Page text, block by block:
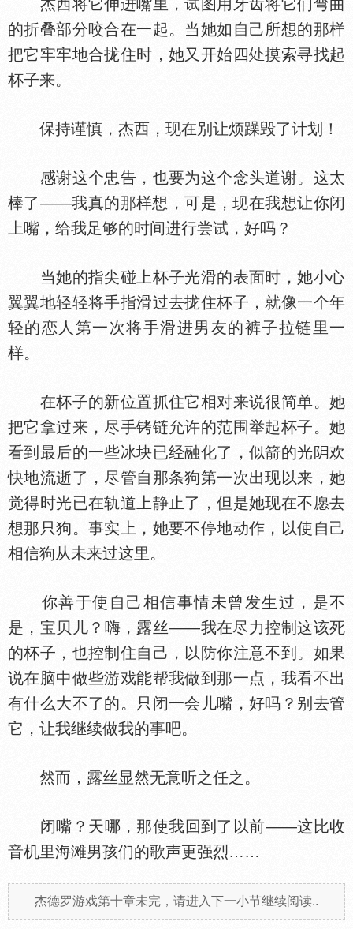
杰西将它伸进嘴里，试图用牙齿将它们弯曲
的折叠部分咬合在一起。当她如自己所想的那样
把它牢牢地合拢住时，她又开始四
摸索寻找起
杯子来。
保持谨慎，杰西，现在别让烦躁毁了计划！
感谢这个忠告，也要为这个念头道谢。这太
棒了——我真的那样想，可是，现在我想让你闭
上嘴，给我足够的时间进行尝试，好吗？
当她的指尖碰上杯子光滑的表面时，她小心
翼翼地轻轻将手指滑过去拢住杯子，就像一个年
轻的恋人第一次将手滑进男友的裤子拉链里一
样。
在杯子的新位置抓住它相对来说很简单。她
把它拿过来，尽手铐链允许的范围举起杯子。她
看到最后的一些冰块已经融化了，似箭的光
欢
快地流逝了，尽管自那条狗第一次出现以来，她
觉得时光已在轨道上静止了，但是她现在不愿去
想那只狗。事实上，她要不停地动作，以使自己
相信狗从未来过这里。
你善于使自己相信事情未曾发生过，是不
是，宝贝儿？嗨，露丝——我在尽力控制这该死
的杯子，也控制住自己，以防你注意不到。如果
说在脑中做些游戏能帮我做到那一点，我看不出
有什么大不了的。只闭一会儿嘴，好吗？别去管
它，让我继续做我的事吧。
然而，露丝显然无意听之任之。
闭嘴？天哪，那使我回到了以前——这比收
音机里海滩男孩们的歌声更强烈……
杰德罗游戏第十章未完，请进入下一小节继续阅读..